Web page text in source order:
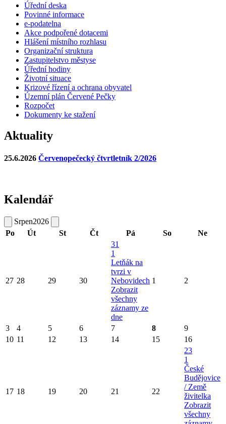
Úřední deska
Povinné informace
e-podatelna
Akce podpořené dotacemi
Hlášení místního rozhlasu
Organizační struktura
Zastupitelstvo městyse
Úřední hodiny
Životní situace
Krizové řízení a ochrana obyvatel
Územní plán Červené Pečky
Rozpočet
Dokumenty ke stažení
Aktuality
25.6.2026 Červenopečecký čtvrtletník 2/2026
Kalendář
Srpen2026
Po
Út St Čt Pá So Ne
27 28 29 30
31
1
Letňák na
tvrzi v
Nebovidech
Zobrazit
všechny
záznamy ze
dne
1 2
3 4 5 6 7 8
9
10 11 12 13 14 15 16
17 18 19 20 21 22
23
1
České
Budějovice
/ Země
živitelka
Zobrazit
všechny